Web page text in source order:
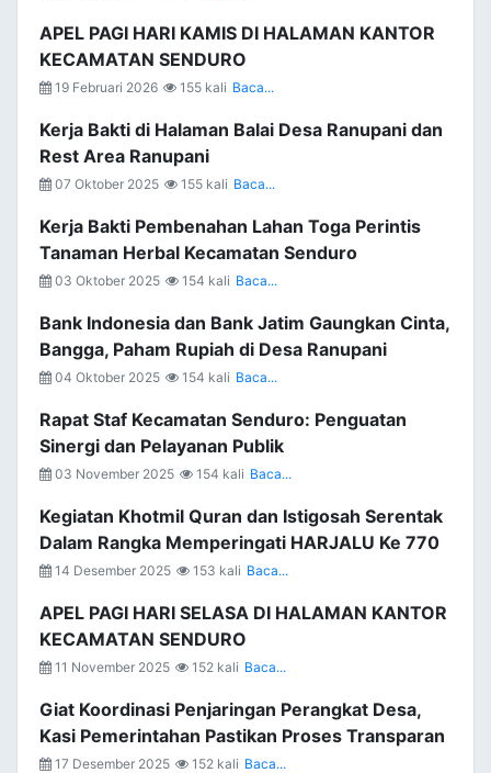
APEL PAGI HARI KAMIS DI HALAMAN KANTOR
KECAMATAN SENDURO
19 Februari 2026 155 kali Baca...
Kerja Bakti di Halaman Balai Desa Ranupani dan
Rest Area Ranupani
07 Oktober 2025 155 kali Baca...
Kerja Bakti Pembenahan Lahan Toga Perintis
Tanaman Herbal Kecamatan Senduro
03 Oktober 2025 154 kali Baca...
Bank Indonesia dan Bank Jatim Gaungkan Cinta,
Bangga, Paham Rupiah di Desa Ranupani
04 Oktober 2025 154 kali Baca...
Rapat Staf Kecamatan Senduro: Penguatan
Sinergi dan Pelayanan Publik
03 November 2025 154 kali Baca...
Kegiatan Khotmil Quran dan Istigosah Serentak
Dalam Rangka Memperingati HARJALU Ke 770
14 Desember 2025 153 kali Baca...
APEL PAGI HARI SELASA DI HALAMAN KANTOR
KECAMATAN SENDURO
11 November 2025 152 kali Baca...
Giat Koordinasi Penjaringan Perangkat Desa,
Kasi Pemerintahan Pastikan Proses Transparan
17 Desember 2025 152 kali Baca...